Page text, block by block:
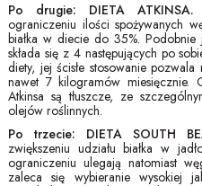
Po drugie: DIETA ATKINSA.
ograniczeniu ilości spożywanych
białka w diecie do 35%.
składa się z 4 następujących po
diety, jej ścisłe stosowanie
nawet 7 kilogramów miesięcznie.
Atkinsa są tłuszcze, ze
olejów roślinnych.
Po trzecie: DIETA SOUTH
zwiększeniu udziału białka w
ograniczeniu ulegają natomiast
zaleca się wybieranie wysokiej